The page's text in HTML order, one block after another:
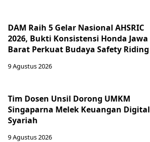
DAM Raih 5 Gelar Nasional AHSRIC
2026, Bukti Konsistensi Honda Jawa
Barat Perkuat Budaya Safety Riding
9 Agustus 2026
Tim Dosen Unsil Dorong UMKM
Singaparna Melek Keuangan Digital
Syariah
9 Agustus 2026